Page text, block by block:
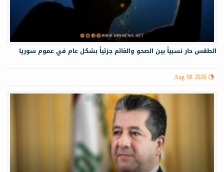
الطقس حار نسبياً بين الصحو والغائم جزئياً بشكل عام في عموم سوريا
Aug 08 2026